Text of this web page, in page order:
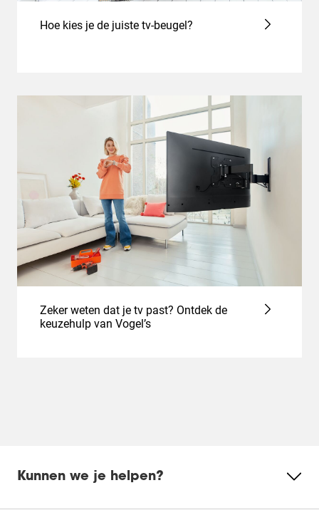
Hoe kies je de juiste tv-beugel?
Zeker weten dat je tv past? Ontdek de
keuzehulp van Vogel’s
Kunnen we je helpen?